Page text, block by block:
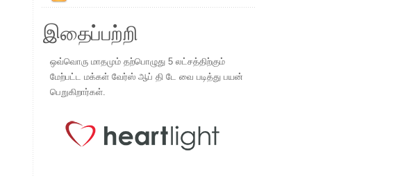
இதைப்பற்றி
ஒவ்வொரு மாதமும் தற்பொழுது 5 லட்சத்திற்கும்
மேற்பட்ட மக்கள் வேர்ஸ் ஆப் தி டே வை படித்து பயன்
பெறுகிறார்கள்.